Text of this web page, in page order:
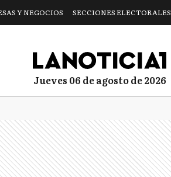
Y NEGOCIOS SECCIONES ELECTORALES
jueves 06 de agosto de 2026